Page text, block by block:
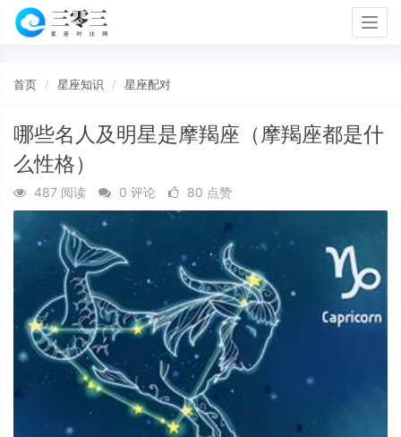
首页 星座知识 星座配对
哪些名人及明星是摩羯座（摩羯座都是什
么性格）
487 阅读 0 评论 80 点赞